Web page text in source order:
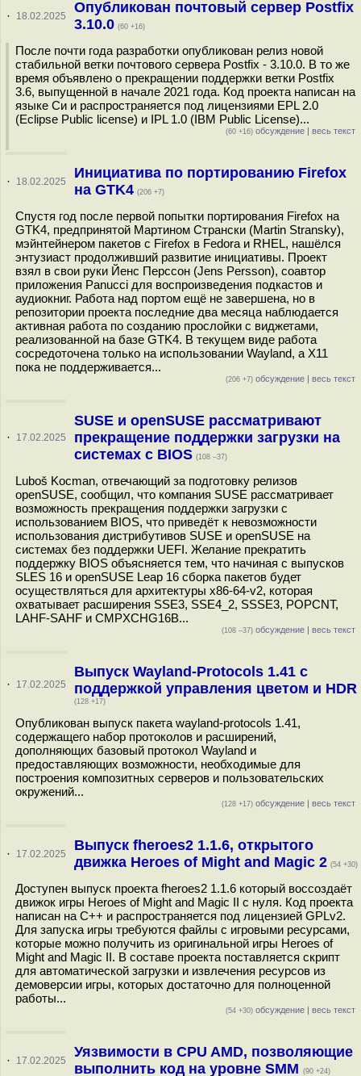
· 18.02.2025
Опубликован почтовый сервер Postfix
3.10.0 (60 +16)
После почти года разработки опубликован релиз новой
стабильной ветки почтового сервера Postfix - 3.10.0. В то же
время объявлено о прекращении поддержки ветки Postfix
3.6, выпущенной в начале 2021 года. Код проекта написан на
языке Си и распространяется под лицензиями EPL 2.0
(Eclipse Public license) и IPL 1.0 (IBM Public License)...
(60 +16) обсуждение | весь текст
· 18.02.2025
Инициатива по портированию Firеfox
на GTK4 (206 +7)
Спустя год после первой попытки портирования Firеfox на
GTK4, предпринятой Мартином Странски (Martin Stransky),
мэйнтейнером пакетов с Firefox в Fedora и RHEL, нашёлся
энтузиаст продолживший развитие инициативы. Проект
взял в свои руки Йенс Перссон (Jens Persson), соавтор
приложения Panucci для воспроизведения подкастов и
аудиокниг. Работа над портом ещё не завершена, но в
репозитории проекта последние два месяца наблюдается
активная работа по созданию прослойки с виджетами,
реализованной на базе GTK4. В текущем виде работа
сосредоточена только на использовании Wayland, а X11
пока не поддерживается...
(206 +7) обсуждение | весь текст
· 17.02.2025
SUSE и openSUSE рассматривают
прекращение поддержки загрузки на
системах с BIOS (108 –37)
Luboš Kocman, отвечающий за подготовку релизов
openSUSE, сообщил, что компания SUSE рассматривает
возможность прекращения поддержки загрузки с
использованием BIOS, что приведёт к невозможности
использования дистрибутивов SUSE и openSUSE на
системах без поддержки UEFI. Желание прекратить
поддержку BIOS объясняется тем, что начиная с выпусков
SLES 16 и openSUSE Leap 16 сборка пакетов будет
осуществляться для архитектуры x86-64-v2, которая
охватывает расширения SSE3, SSE4_2, SSSE3, POPCNT,
LAHF-SAHF и CMPXCHG16B...
(108 –37) обсуждение | весь текст
· 17.02.2025
Выпуск Wayland-Protocols 1.41 с
поддержкой управления цветом и HDR
(128 +17)
Опубликован выпуск пакета wayland-protocols 1.41,
содержащего набор протоколов и расширений,
дополняющих базовый протокол Wayland и
предоставляющих возможности, необходимые для
построения композитных серверов и пользовательских
окружений...
(128 +17) обсуждение | весь текст
· 17.02.2025
Выпуск fheroes2 1.1.6, открытого
движка Heroes of Might and Magic 2 (54 +30)
Доступен выпуск проекта fheroes2 1.1.6 который воссоздаёт
движок игры Heroes of Might and Magic II с нуля. Код проекта
написан на C++ и распространяется под лицензией GPLv2.
Для запуска игры требуются файлы с игровыми ресурсами,
которые можно получить из оригинальной игры Heroes of
Might and Magic II. В составе проекта поставляется скрипт
для автоматической загрузки и извлечения ресурсов из
демоверсии игры, которых достаточно для полноценной
работы...
(54 +30) обсуждение | весь текст
· 17.02.2025
Уязвимости в CPU AMD, позволяющие
выполнить код на уровне SMM (90 +24)